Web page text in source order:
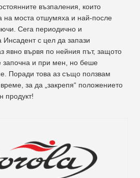
възпаления, които
на моста отшумяха и най-после
Сега периодично и
Инсадент с цел да запази
явно вървя по нейния път, защото
започна и при мен, но беше
Поради това аз също ползвам
за да „закрепя“ положението
продукт!